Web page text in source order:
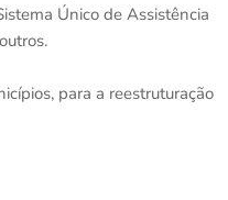
Único de Assistência
para a reestruturação